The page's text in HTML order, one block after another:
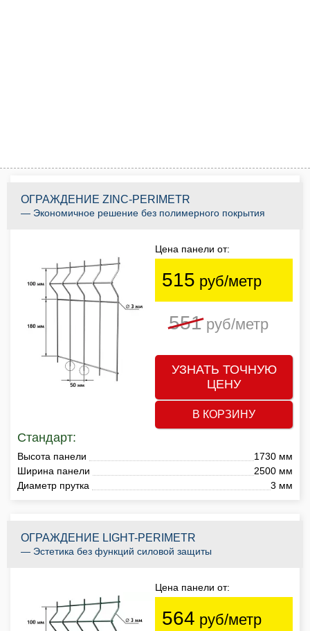
ОГРАЖДЕНИЕ ZINC-PERIMETR
— Экономичное решение без полимерного покрытия
Цена панели от:
515 руб/метр
551руб/метр
УЗНАТЬ ТОЧНУЮ
ЦЕНУ
В КОРЗИНУ
Стандарт:
Высота панели
1730 мм
Ширина панели
2500 мм
Диаметр прутка
3 мм
ОГРАЖДЕНИЕ LIGHT-PERIMETR
— Эстетика без функций силовой защиты
Цена панели от:
564 руб/метр